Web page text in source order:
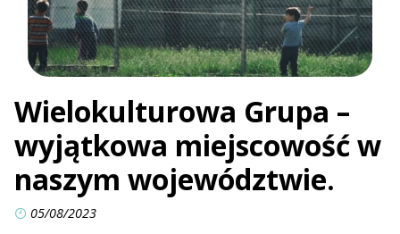
Wielokulturowa Grupa –
wyjątkowa miejscowość w
naszym województwie.
05/08/2023